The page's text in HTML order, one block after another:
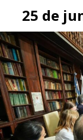
25 de